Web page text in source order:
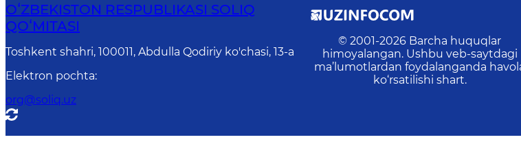
OʻZBEKISTON RESPUBLIKASI SOLIQ
QOʻMITASI
Toshkent shahri, 100011, Abdulla Qodiriy ko'chasi, 13-a
Elektron pochta:
org@soliq.uz
© 2001-2026 Barcha huquqlar
himoyalangan. Ushbu veb-saytdagi
ma’lumotlardan foydalanganda
ko‘rsatilishi shart.